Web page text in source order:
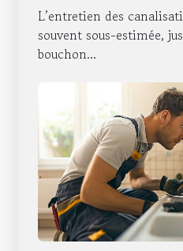
débouchage de
Strasbourg ?
L’entretien des
souvent sous-estimée,
bouchon...